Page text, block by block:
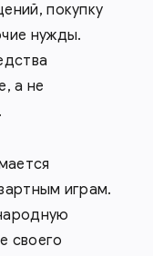
покупку
нужды.
а не
играм.
своего